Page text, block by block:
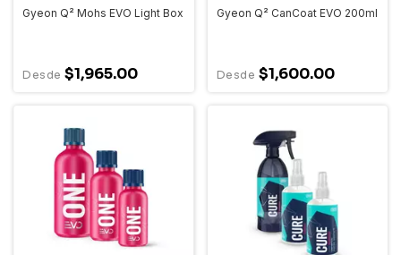
Gyeon Q² Mohs EVO Light Box
$1,965.00
Gyeon Q² CanCoat EVO 200ml
$1,600.00